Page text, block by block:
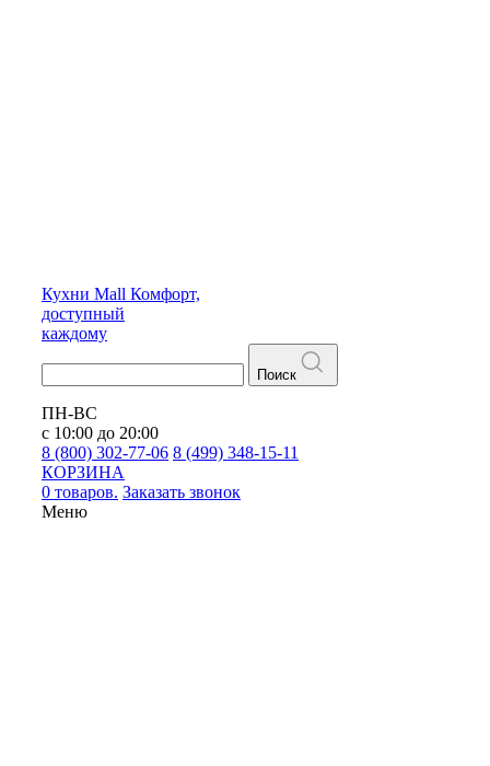
Кухни Mall Комфорт,
доступный
каждому
Поиск
ПН-ВС
с 10:00 до 20:00
8 (800) 302-77-06 8 (499) 348-15-11
КОРЗИНА
0 товаров. Заказать звонок
Меню